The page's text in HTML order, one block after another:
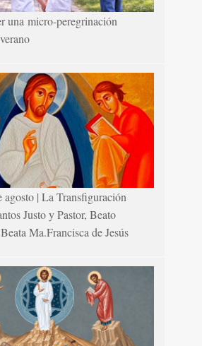
una micro-peregrinación
agosto | La Transfiguración
Justo y Pastor, Beato
Ma.Francisca de Jesús